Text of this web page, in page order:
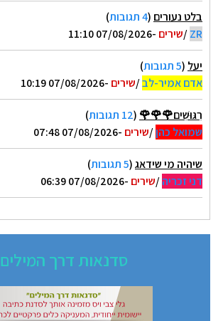
בלט נעורים (4 תגובות
)
ZR
/שירים -07/08/2026 11:10
יעל (5 תגובות
)
אדם אמיר-לב/שירים -07/08/2026 10:19
רִגּוּשִׁים🌹🌹🌹 (12 תגובות
)
שמואל כהן/שירים -07/08/2026 07:48
שיהיה מי שידאג(5 תגובות
)
דני זכריה/שירים -07/08/2026 06:39
סדנאות דרך המילים